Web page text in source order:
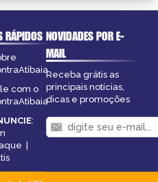
RÁPIDOS
com o
:
|
NOVIDADES POR E-
MAIL
Receba grátis as
principais notícias,
dicas e promoções